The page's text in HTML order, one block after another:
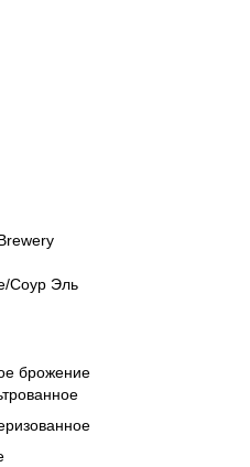
Соур Эль
брожение